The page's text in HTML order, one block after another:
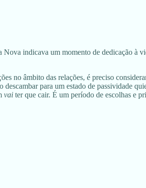
Nova indicava um momento de dedicação à
no âmbito das relações, é preciso
para um estado de passividade
vai ter que cair. É um período de escolhas e